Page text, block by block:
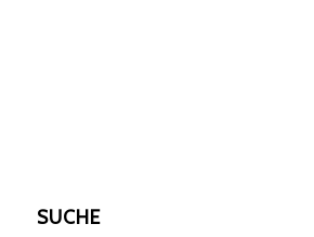
SUCHE